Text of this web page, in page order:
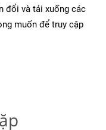
đổi và tải xuống các
muốn để truy cập